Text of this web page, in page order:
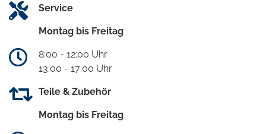
Service
Montag bis Freitag
8:00 - 12:00 Uhr
13:00 - 17:00 Uhr
Teile & Zubehör
Montag bis Freitag